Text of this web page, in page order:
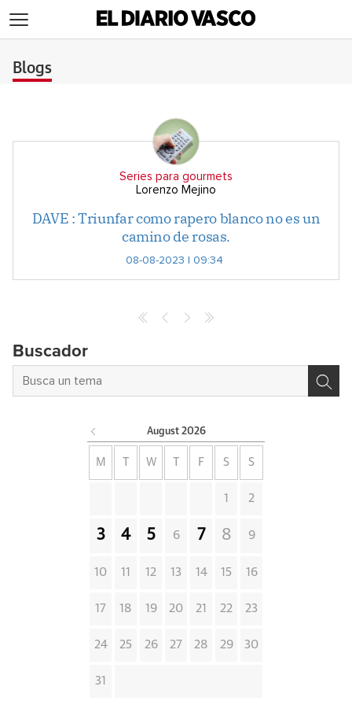
Blogs
Series para gourmets
Lorenzo Mejino
DAVE : Triunfar como rapero blanco no es un
camino de rosas.
08-08-2023 | 09:34
Buscador
August 2026
M W F S S
1 2
3 4 5 6 7 8 9
10 11 12 13 14 15 16
17 18 19 20 21 22 23
24 25 26 27 28 29 30
31